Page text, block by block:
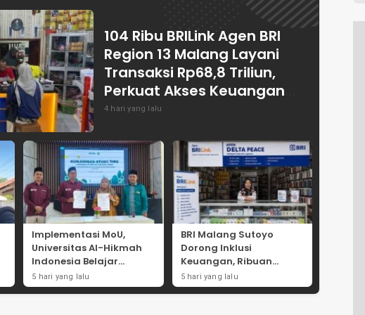
104 Ribu BRILink Agen BRI
Region 13 Malang Layani
Transaksi Rp68,8 Triliun,
Perkuat Akses Keuangan
Masyarakat
4 hari yang lalu
Implementasi MoU,
Universitas Al-Hikmah
Indonesia Belajar
Strategi Kemandirian
Ekonomi di Pondok
5 hari yang lalu
BRI Malang Sutoyo
Dorong Inklusi
Keuangan, Ribuan
AgenBRILink Layani
Warga Hingga
5 hari yang lalu